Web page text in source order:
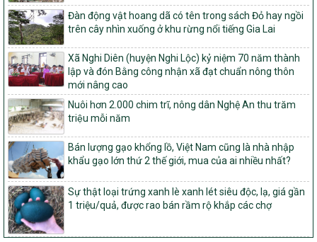
Dự án 2 – Chương trình Mục tiêu quốc gia Giảm nghèo bền vững
giai đoạn 2021-2025 được kéo dài sang năm 2026
827/QĐ-BNNMT
Quyết định Ban hành Kế hoạch triển khai thực hiện Chương trình
mục tiêu quốc gia xây dựng nông thôn mới, giảm nghèo bền
vững và phát triển kinh tế – xã hội vùng đồng bào dân tộc thiểu
số và miền núi giai đoạn 2026-2035, giai đoạn I: Từ năm 2026
đến năm 2030
14/2026/TT-BNNMT
Hướng dẫn thực hiện một số nội dung tiêu chí, điều kiện thuộc Bộ
tiêu chí quốc gia về nông thôn mới giai đoạn 2026 – 2030 thuộc
phạm vi quản lý nhà nước của Bộ Nông nghiệp và Môi trường
417/QĐ-BNNMT
Phê duyệt Chương trình mục tiêu quốc gia xây dựng nông thôn
mới, giảm nghèo bền vững và phát triển kinh tế – xã hội vùng
đồng bào dân tộc thiểu số và miền núi giai đoạn 2026-2035, giai
Đàn động vật hoang dã có tên trong sách Đỏ hay ngồi
trên cây nhìn xuống ở khu rừng nổi tiếng Gia Lai
Xã Nghi Diên (huyện Nghi Lộc) kỷ niệm 70 năm thành
lập và đón Bằng công nhận xã đạt chuẩn nông thôn
mới nâng cao
Nuôi hơn 2.000 chim trĩ, nông dân Nghệ An thu trăm
triệu mỗi năm
Bán lượng gạo khổng lồ, Việt Nam cũng là nhà nhập
khẩu gạo lớn thứ 2 thế giới, mua của ai nhiều nhất?
Sự thật loại trứng xanh lè xanh lét siêu độc, lạ, giá gần
1 triệu/quả, được rao bán rầm rộ khắp các chợ